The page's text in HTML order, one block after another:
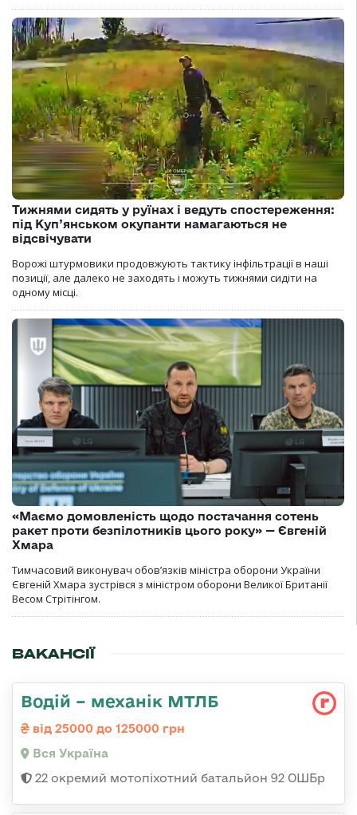
Тижнями сидять у руїнах і ведуть спостереження:
під Куп’янськом окупанти намагаються не
відсвічувати
Ворожі штурмовики продовжують тактику інфільтрації в наші
позиції, але далеко не заходять і можуть тижнями сидіти на
одному місці.
«Маємо домовленість щодо постачання сотень
ракет проти безпілотників цього року» — Євгеній
Хмара
Тимчасовий виконувач обов’язків міністра оборони України
Євгеній Хмара зустрівся з міністром оборони Великої Британії
Весом Стрітінгом.
ВАКАНСІЇ
Водій – механік МТЛБ
від 25000 до 125000 грн
Вся Україна
22 окремий мотопіхотний батальйон 92 ОШБр